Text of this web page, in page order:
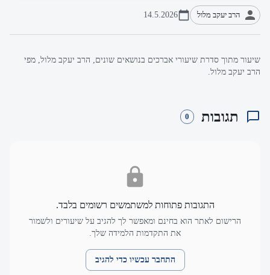
הרב יעקב מלול 14.5.2026
שיעור מתוך סדרת שיעורי אברכים בנושאים שונים, הרב יעקב מלול, מפי
הרב יעקב מלול.
תגובות 0
התגובות פתוחות למשתמשים רשומים בלבד.
הרישום לאתר הוא בחינם ומאפשר לך להגיב על שיעורים ולשמור
את התקדמות הלמידה שלך.
התחבר עכשיו כדי להגיב